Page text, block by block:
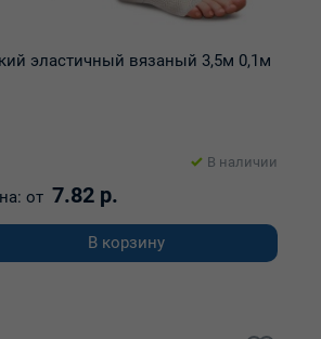
эластичный вязаный 3,5м 0,1м
В наличии
от 7.82 р.
В корзину